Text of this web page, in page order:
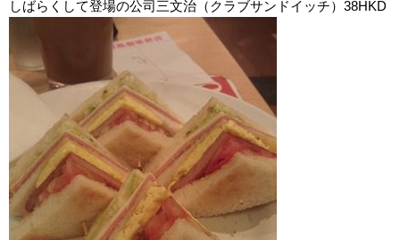
しばらくして登場の公司三文治（クラブサンドイッチ）38HKD